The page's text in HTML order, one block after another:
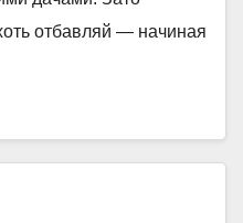
отбавляй — начиная